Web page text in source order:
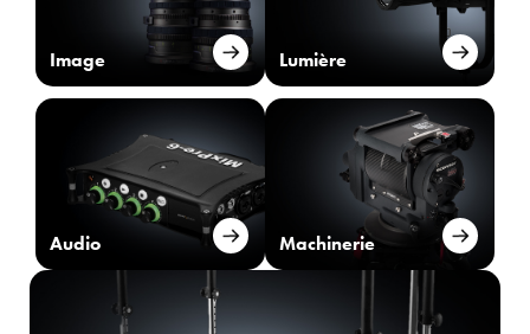
Image Lumière
Audio Machinerie